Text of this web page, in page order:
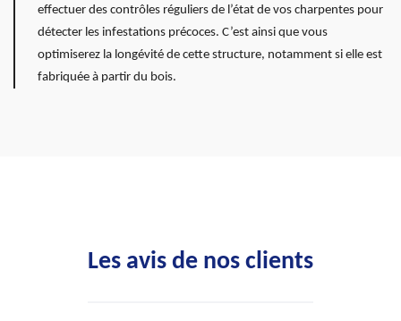
effectuer des contrôles réguliers de l’état de vos charpentes pour
détecter les infestations précoces. C’est ainsi que vous
optimiserez la longévité de cette structure, notamment si elle est
fabriquée à partir du bois.
Les avis de nos clients